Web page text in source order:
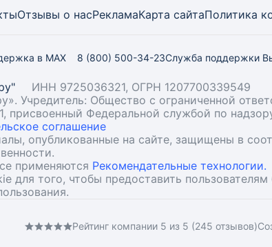
Отзывы о насРекламаКарта сайтаПолитика
в MAX 8 (800) 500-34-23Служба поддержки
ИНН 9725036321, ОГРН 1207700339549
Учредитель: Общество с ограниченной
присвоенный Федеральной службой по
соглашение
опубликованные на сайте, защищены в
применяются Рекомендательные технологии.
для того, чтобы предоставить
Рейтинг компании 5 из 5 (245 отзывов)